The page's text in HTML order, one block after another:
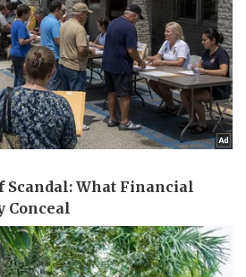
Công nghệ
Sành điệu
Tin Công nghệ
Trải nghiệm
Chuyển đổi số